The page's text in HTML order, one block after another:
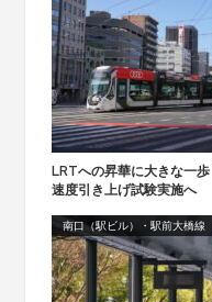
LRTへの昇華に大きな一
速度引き上げ試験実施へ
南口（駅ビル）・駅前大橋線